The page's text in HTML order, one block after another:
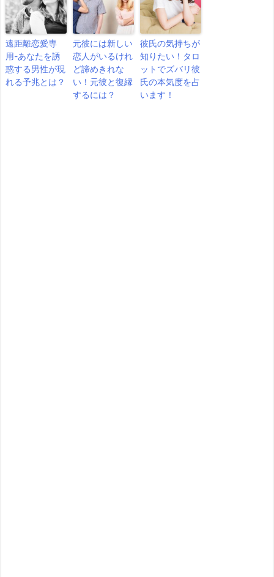
遠距離恋愛専
用-あなたを誘
惑する男性が現
れる予兆とは？
元彼には新しい
恋人がいるけれ
ど諦めきれな
い！元彼と復縁
するには？
彼氏の気持ちが
知りたい！タロ
ットでズバリ彼
氏の本気度を占
います！